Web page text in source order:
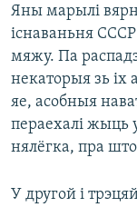
Яны марылі
існаваньня
мяжу. Па
некаторыя зь іх
яе, асобныя
пераехалі жыць
нялёгка, пра
У другой і